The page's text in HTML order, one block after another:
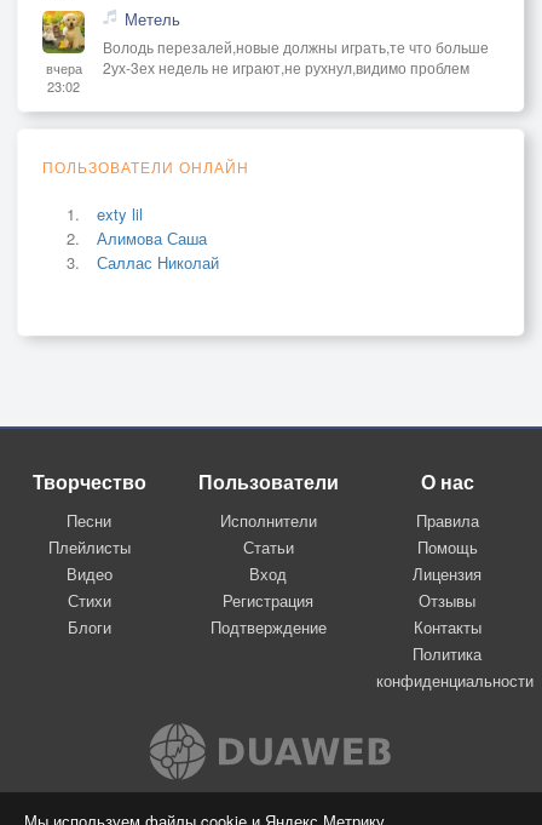
вчера
23:02
Метель
Володь перезалей,новые должны играть,те что больше
2ух-3ех недель не играют,не рухнул,видимо проблем
ПОЛЬЗОВАТЕЛИ ОНЛАЙН
exty lil
Алимова Саша
Саллас Николай
Творчество
Песни
Плейлисты
Видео
Стихи
Блоги
Пользователи
Исполнители
Статьи
Вход
Регистрация
Подтверждение
О нас
Правила
Помощь
Лицензия
Отзывы
Контакты
Политика
конфиденциальности
Вконтакте